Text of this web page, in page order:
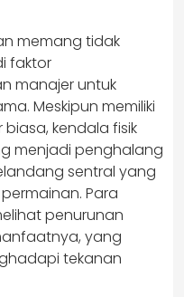
memang tidak
faktor
manajer untuk
Meskipun memiliki
kendala fisik
menjadi penghalang
sentral yang
Para
penurunan
yang
tekanan